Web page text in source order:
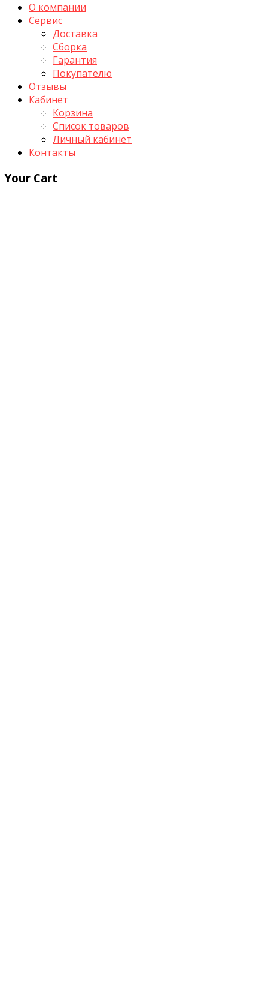
О компании
Сервис
Доставка
Сборка
Гарантия
Покупателю
Отзывы
Кабинет
Корзина
Список товаров
Личный кабинет
Контакты
Your Cart